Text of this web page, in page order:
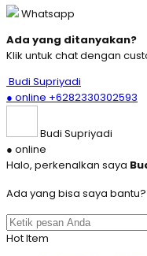
Whatsapp
Ada yang ditanyakan?
Klik untuk chat dengan
Budi Supriyadi
● online +6282330302593
Budi Supriyadi
● online
Halo, perkenalkan saya
Ada yang bisa saya bantu?
Hot Item